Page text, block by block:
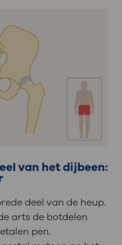
van het dijbeen:
deel van de heup.
arts de botdelen
pen.